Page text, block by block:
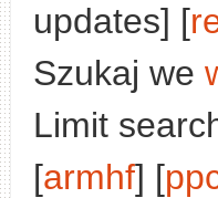
updates] [
Szukaj we
Limit
[armhf] [